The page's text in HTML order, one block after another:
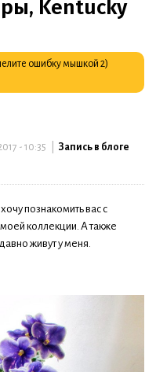
Kentucky
ошибку мышкой 2)
- 10:35 | Запись в блоге
познакомить вас с
коллекции. А также
живут у меня.